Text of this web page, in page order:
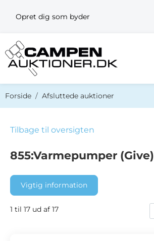
Opret dig som byder
Forside Afsluttede auktioner
Tilbage til oversigten
855:Varmepumper (Give)
Vigtig information
1 til 17 ud af 17